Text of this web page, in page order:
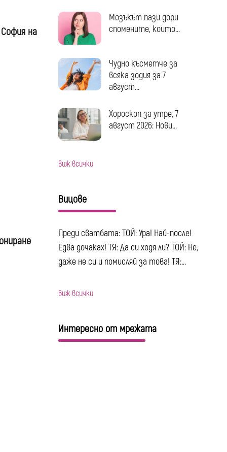
на
Мозъкът пази дори
спомените, които...
Чудно късметче за
всяка зодия за 7
август...
Хороскоп за утре, 7
август 2026: Нови...
виж всички
Вицове
Преди сватбата: ТОЙ: Ура! Най-после!
Едва дочаках! ТЯ: Да си ходя ли? ТОЙ: Не,
даже не си и помисляй за това! ТЯ:...
виж всички
Интересно от мрежата